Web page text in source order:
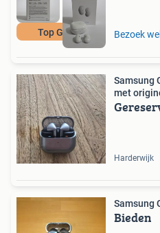
Top Geluid Bezoek
Samsung
met
Harderwijk
Samsung
Bieden